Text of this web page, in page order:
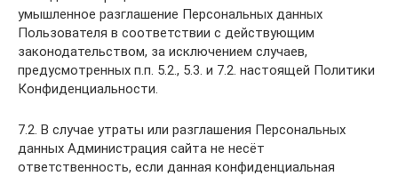
умышленное разглашение Персональных данных
Пользователя в соответствии с действующим
законодательством, за исключением случаев,
предусмотренных п.п. 5.2., 5.3. и 7.2. настоящей Политики
Конфиденциальности.
7.2. В случае утраты или разглашения Персональных
данных Администрация сайта не несёт
ответственность, если данная конфиденциальная